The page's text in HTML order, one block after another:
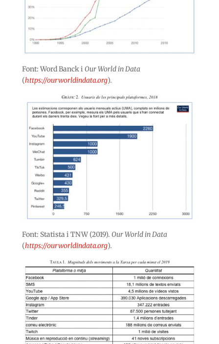
Font: Word Banck i Our World in Data
(https://ourworldindata.org).
Font: Statista i TNW (2019). Our World in Data
(https://ourworldindata.org).